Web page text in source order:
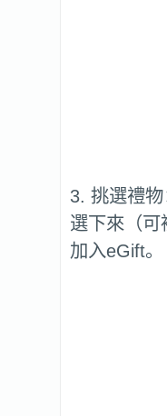
3. 挑選禮
選下來（可
加入eGift。